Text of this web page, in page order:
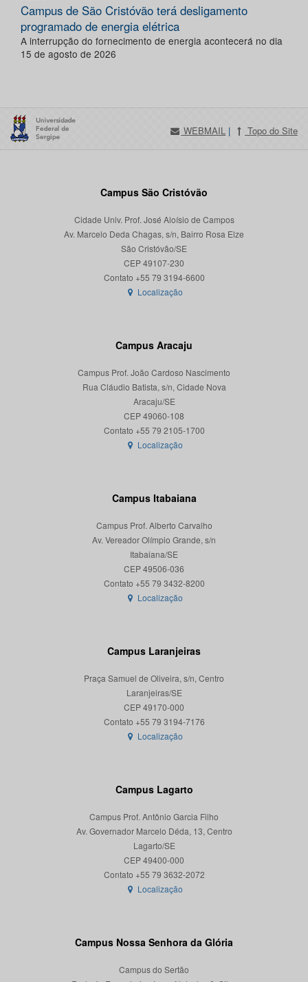
Campus de São Cristóvão terá desligamento
programado de energia elétrica
A interrupção do fornecimento de energia acontecerá no dia
15 de agosto de 2026
WEBMAIL | Topo do Site
Campus São Cristóvão
Cidade Univ. Prof. José Aloísio de Campos
Av. Marcelo Deda Chagas, s/n, Bairro Rosa Elze
São Cristóvão/SE
CEP 49107-230
Localização
Campus Aracaju
Campus Prof. João Cardoso Nascimento
Rua Cláudio Batista, s/n, Cidade Nova
Aracaju/SE
CEP 49060-108
Localização
Campus Itabaiana
Campus Prof. Alberto Carvalho
Av. Vereador Olímpio Grande, s/n
Itabaiana/SE
CEP 49506-036
Localização
Campus Laranjeiras
Praça Samuel de Oliveira, s/n, Centro
Laranjeiras/SE
CEP 49170-000
Localização
Campus Lagarto
Campus Prof. Antônio Garcia Filho
Av. Governador Marcelo Déda, 13, Centro
Lagarto/SE
CEP 49400-000
Localização
Campus Nossa Senhora da Glória
Campus do Sertão